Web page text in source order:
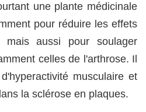
une plante médicinale
pour réduire les effets
mais aussi pour soulager
celles de l'arthrose. Il
musculaire et
la sclérose en plaques.